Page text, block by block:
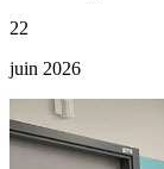
22
juin 2026